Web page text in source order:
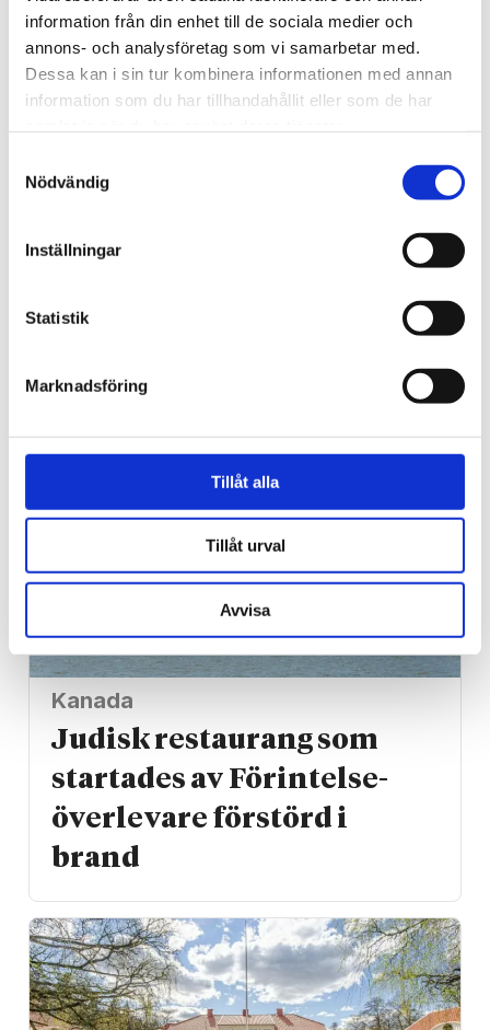
information från din enhet till de sociala medier och
annons- och analysföretag som vi samarbetar med.
Dessa kan i sin tur kombinera informationen med annan
information som du har tillhandahållit eller som de har
Nödvändig
Inställningar
Statistik
Marknadsföring
Tillåt alla
Tillåt urval
Avvisa
Ateisten Henrik fångades
av den korsfäste Jesus
Kanada
Judisk restaurang som
startades av Förintelse­
överlevare förstörd i
brand